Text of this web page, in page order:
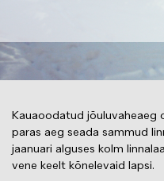
Kauaoodatud jõuluvaheaeg
paras aeg seada sammud
jaanuari alguses kolm
vene keelt kõnelevaid lapsi.